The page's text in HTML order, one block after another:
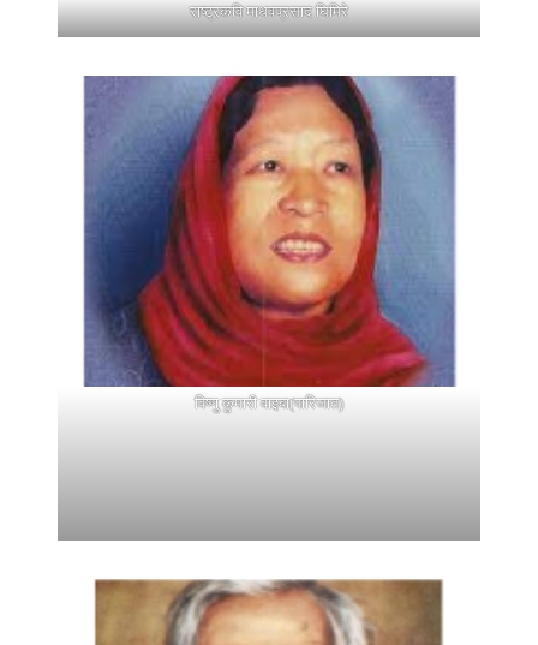
राष्ट्रकवि माधवप्रसाद घिमिरे
विष्णु कुमारी वाइबा(पारिजात)